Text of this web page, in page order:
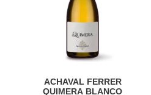
ACHAVAL FERRER
QUIMERA BLANCO